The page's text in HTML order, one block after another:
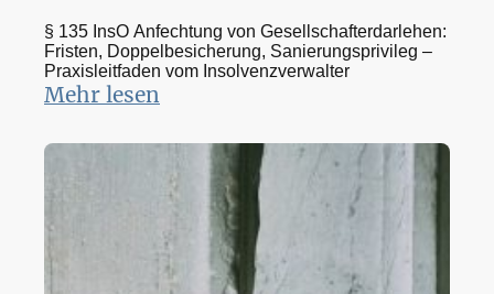
§ 135 InsO Anfechtung von Gesellschafterdarlehen:
Fristen, Doppelbesicherung, Sanierungsprivileg –
Praxisleitfaden vom Insolvenzverwalter
Mehr lesen